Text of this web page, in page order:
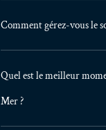
Comment gérez-vous le
Quel est le meilleur
Mer ?